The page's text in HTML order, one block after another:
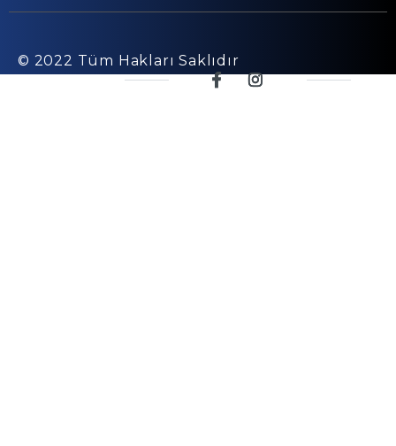
© 2022 Tüm Hakları Saklıdır